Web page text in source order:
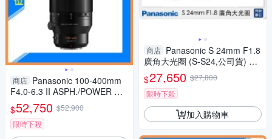
商店 Panasonic 100-400mm
F4.0-6.3 II ASPH./POWER O.I.
S.鏡頭(100-400 II,公司貨)
$52,750 $52,900
限時下殺
商店 Panasonic S 24mm F1.8
廣角大光圈 (S-S24,公司貨) 全
片幅用
$27,650 $27,800
限時下殺
加入購物車